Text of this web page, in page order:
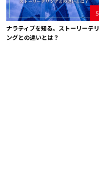
5
ナラティブを知る。ストーリーテリ
ングとの違いとは？